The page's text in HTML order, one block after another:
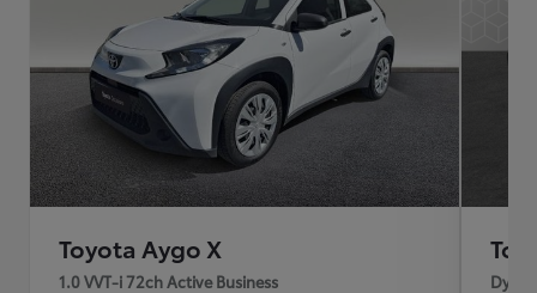
Toyota Aygo X
1.0 VVT-i 72ch Active Business